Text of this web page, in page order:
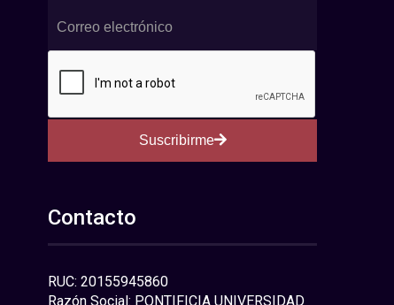
Suscribirme
Contacto
RUC: 20155945860
Razón Social: PONTIFICIA UNIVERSIDAD